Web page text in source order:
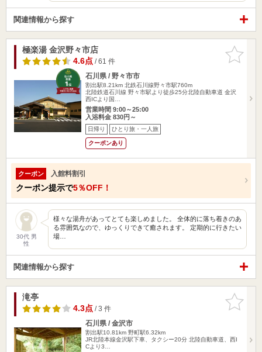
関連情報から探す
お気に入
りに追加
極楽湯 金沢野々市店
4.6点/ 61 件
石川県 / 野々市市
割出駅8.21km 北鉄石川線野々市駅760m
北陸鉄道石川線 野々市駅より徒歩25分北陸自動車道 金沢
西ICより国…
営業時間 9:00～25:00
入浴料金 830円～
日帰り ひとり旅・一人旅
クーポンあり
クーポン 入館料割引
クーポン提示で5％OFF！
30代 男
性
様々な湯舟があってとても楽しめました。 全体的に落ち着きのあ
る雰囲気なので、ゆっくりできて癒されます。 定期的に行きたい
場…
関連情報から探す
お気に入
りに追加
滝亭
4.3点/ 3 件
石川県 / 金沢市
割出駅10.81km 野町駅6.32km
JR北陸本線金沢駅下車、タクシー20分 北陸自動車道、西I
Cより3…